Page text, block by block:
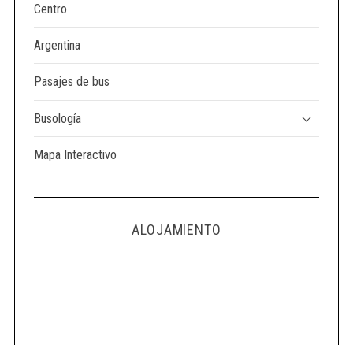
Centro
Argentina
Pasajes de bus
Busología
Mapa Interactivo
ALOJAMIENTO